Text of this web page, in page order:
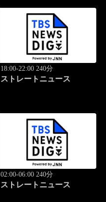
18:00-22:00 240分
ストレートニュース
02:00-06:00 240分
ストレートニュース